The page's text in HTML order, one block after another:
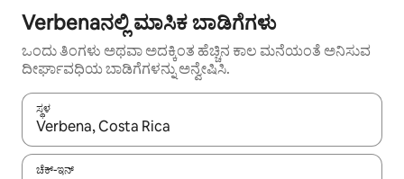
Verbenaನಲ್ಲಿ ಮಾಸಿಕ ಬಾಡಿಗೆಗಳು
ಒಂದು ತಿಂಗಳು ಅಥವಾ ಅದಕ್ಕಿಂತ ಹೆಚ್ಚಿನ ಕಾಲ ಮನೆಯಂತೆ ಅನಿಸುವ
ದೀರ್ಘಾವಧಿಯ ಬಾಡಿಗೆಗಳನ್ನು ಅನ್ವೇಷಿಸಿ.
ಸ್ಥಳ
ಫಲಿತಾಂಶಗಳು ಲಭ್ಯವಿರುವಾಗ, ಅಪ್ ಮತ್ತು ಡೌನ್ ಬಾಣದ ಕೀಲಿಗಳೊಂದಿಗೆ
ಚೆಕ್-ಇನ್